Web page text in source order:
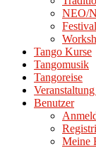
NEO/
Festival
Tango Kurse
Tangomusik
Tangoreise
Benutzer
Meine